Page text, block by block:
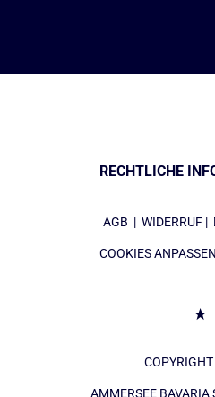
RECHTLICHE
AGB | WIDERRUF|
COOKIES ANPASSEN
AMMERSEE BAVARIA